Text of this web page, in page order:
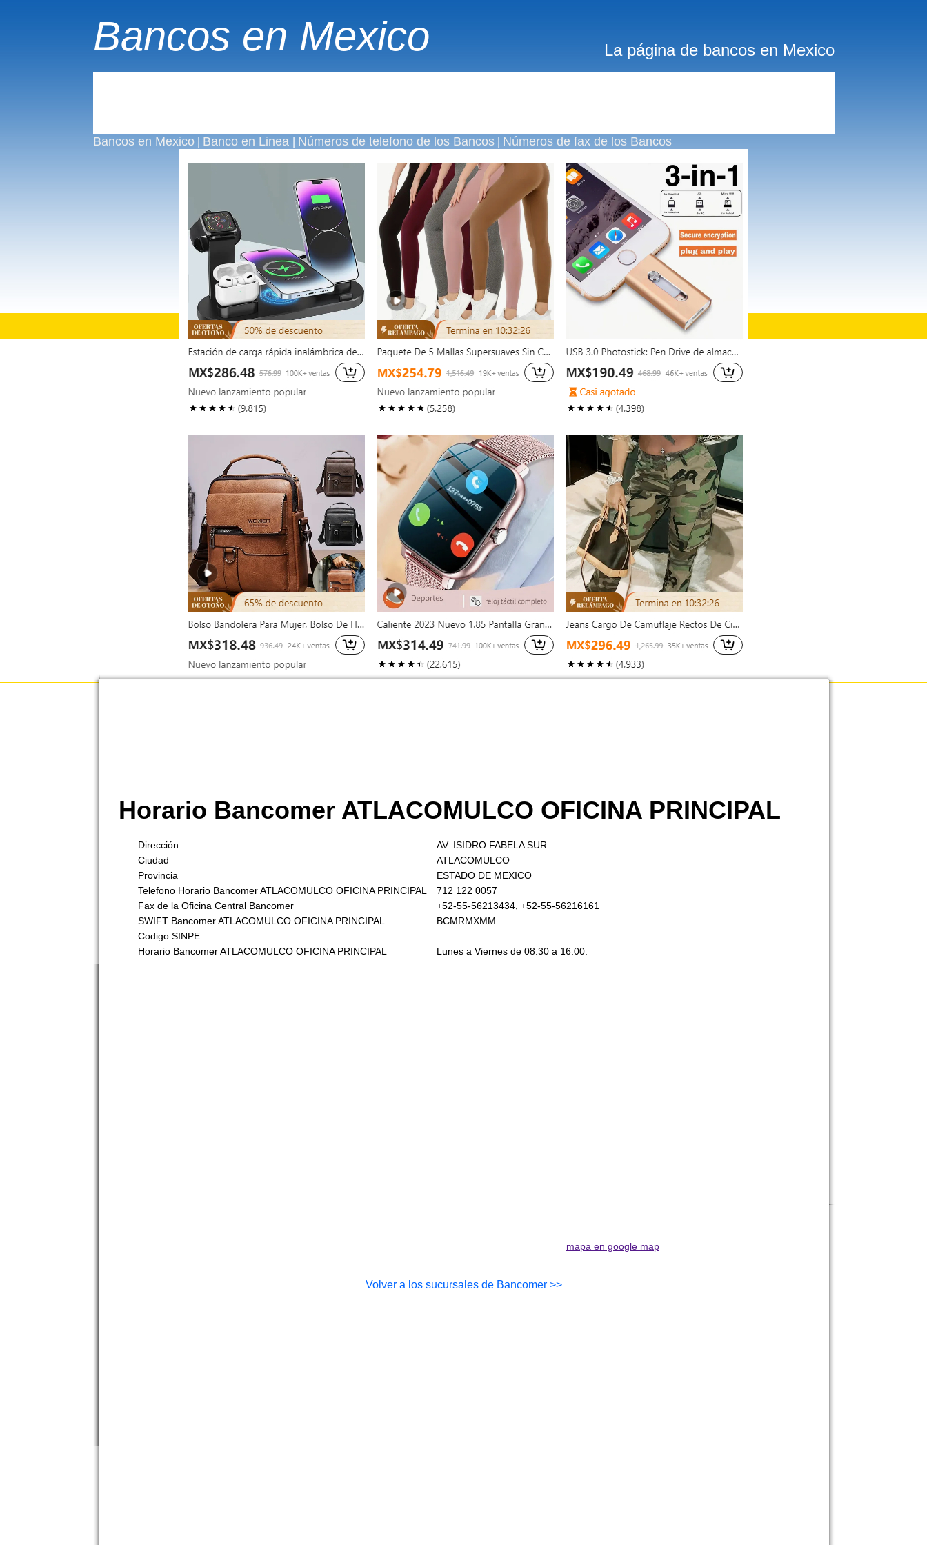
Bancos en Mexico La página de bancos en Mexico
Bancos en Mexico| Banco en Linea Números de telefono de los Bancos| Números de fax de los Bancos
Horario Bancomer ATLACOMULCO OFICINA PRINCIPAL
Dirección
AV. ISIDRO FABELA SUR
Ciudad
ATLACOMULCO
Provincia
ESTADO DE MEXICO
Telefono Horario Bancomer ATLACOMULCO OFICINA PRINCIPAL
712 122 0057
Fax de la Oficina Central Bancomer
+52-55-56213434, +52-55-56216161
SWIFT Bancomer ATLACOMULCO OFICINA PRINCIPAL
BCMRMXMM
Codigo SINPE
Horario Bancomer ATLACOMULCO OFICINA PRINCIPAL
Lunes a Viernes de 08:30 a 16:00.
mapa en google map
Volver a los sucursales de Bancomer >>